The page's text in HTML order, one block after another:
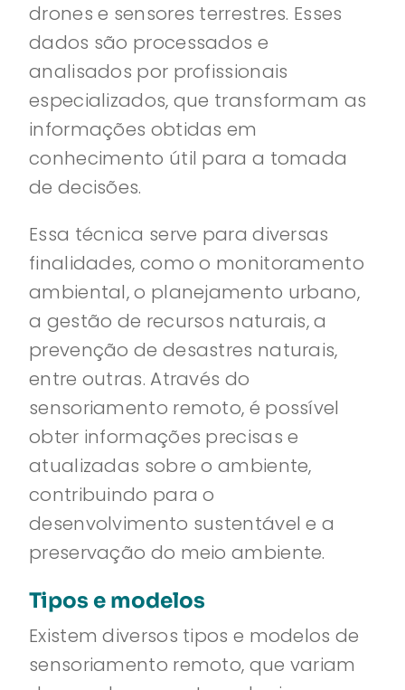
drones e sensores terrestres. Esses
dados são processados e
analisados por profissionais
especializados, que transformam as
informações obtidas em
conhecimento útil para a tomada
de decisões.
Essa técnica serve para diversas
finalidades, como o monitoramento
ambiental, o planejamento urbano,
a gestão de recursos naturais, a
prevenção de desastres naturais,
entre outras. Através do
sensoriamento remoto, é possível
obter informações precisas e
atualizadas sobre o ambiente,
contribuindo para o
desenvolvimento sustentável e a
preservação do meio ambiente.
Tipos e modelos
Existem diversos tipos e modelos de
sensoriamento remoto, que variam